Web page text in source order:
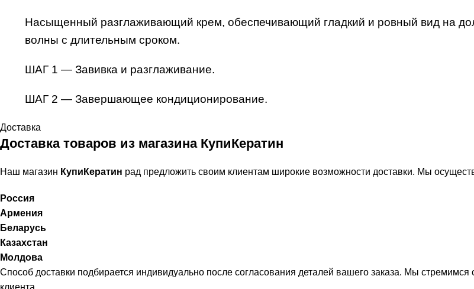
Насыщенный разглаживающий крем, обеспечивающий гладкий и ровный вид на
волны с длительным сроком.
ШАГ 1 — Завивка и разглаживание.
ШАГ 2 — Завершающее кондиционирование.
Доставка
Доставка товаров из магазина КупиКератин
Наш магазин КупиКератин рад предложить своим клиентам широкие возможности доставки. Мы
Россия
Армения
Беларусь
Казахстан
Молдова
Способ доставки подбирается индивидуально после согласования деталей вашего заказа. Мы
клиента.